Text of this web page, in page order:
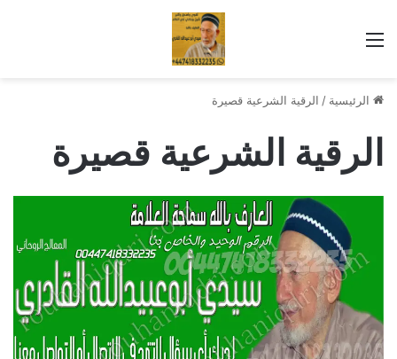
القائمة
الرئيسية / الرقية الشرعية قصيرة
الرقية الشرعية قصيرة